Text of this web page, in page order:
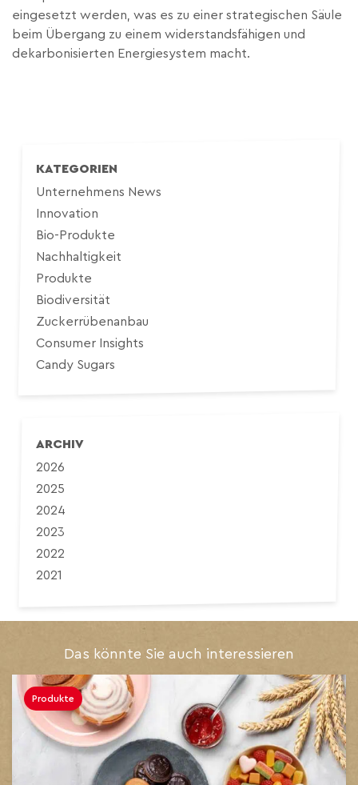
KATEGORIEN
Unternehmens News
Innovation
Bio-Produkte
Nachhaltigkeit
Produkte
Biodiversität
Zuckerrübenanbau
Consumer Insights
Candy Sugars
ARCHIV
2026
2025
2024
2023
2022
2021
eingesetzt werden, was es zu einer strategischen Säule
beim Übergang zu einem widerstandsfähigen und
dekarbonisierten Energiesystem macht.
Das könnte Sie auch interessieren
Produkte